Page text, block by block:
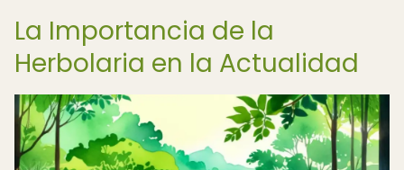
La Importancia de la
Herbolaria en la Actualidad